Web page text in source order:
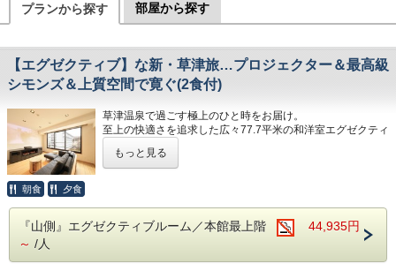
プランから探す 部屋から探す
【エグゼクティブ】な新・草津旅…プロジェクター＆最高級
シモンズ＆上質空間で寛ぐ(2食付)
草津温泉で過ごす極上のひと時をお届け。
至上の快適さを追求した広々77.7平米の和洋室エグゼクティ
台、プロジェクター、ソファー、ネスプレッソマシン完備の
インナーテラス風ルーム、和室には座椅子を設置。快適な滞
・ご滞在を彩る色浴衣利用可（男女問わずお子様～大人の
・ネスプレッソマシンを完備。お部屋で優雅なコーヒータイ
もっと見る
朝食 夕食
『山側』エグゼクティブルーム／本館最上階
44,935円
～ /人